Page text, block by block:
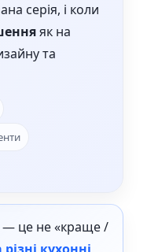
серія, і коли
як на
та
— це не «краще /